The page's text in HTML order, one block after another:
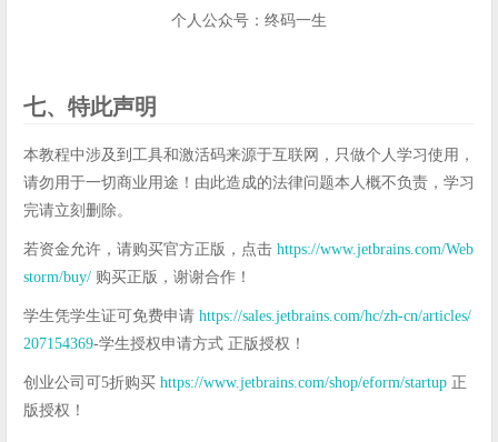
个人公众号：终码一生
七、特此声明
本教程中涉及到工具和激活码来源于互联网，只做个人学习使用，
请勿用于一切商业用途！由此造成的法律问题本人概不负责，学习
完请立刻删除。
若资金允许，请购买官方正版，点击 https://www.jetbrains.com/Web
storm/buy/ 购买正版，谢谢合作！
学生凭学生证可免费申请 https://sales.jetbrains.com/hc/zh-cn/articles/
207154369-学生授权申请方式 正版授权！
创业公司可5折购买 https://www.jetbrains.com/shop/eform/startup 正
版授权！